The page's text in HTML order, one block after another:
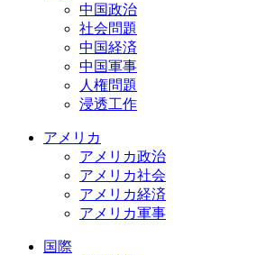
中国政治
社会問題
中国経済
中国軍事
人権問題
浸透工作
アメリカ
アメリカ政治
アメリカ社会
アメリカ経済
アメリカ軍事
国際